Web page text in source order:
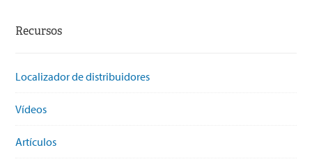
Recursos
Localizador de distribuidores
Vídeos
Artículos